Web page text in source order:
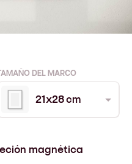
DEL MARCO
21x28 cm
magnética